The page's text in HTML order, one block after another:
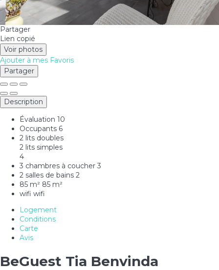
Partager
Lien copié
Voir photos
Ajouter à mes Favoris
Partager
Description
Évaluation 10
Occupants 6
2 lits doubles
2 lits simples
4
3 chambres à coucher 3
2 salles de bains 2
85 m² 85 m²
wifi wifi
Logement
Conditions
Carte
Avis
BeGuest Tia Benvinda